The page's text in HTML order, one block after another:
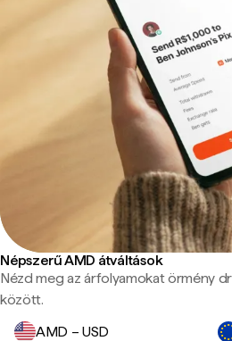
Népszerű AMD átváltások
Nézd meg az árfolyamokat örmény
között.
AMD – USD